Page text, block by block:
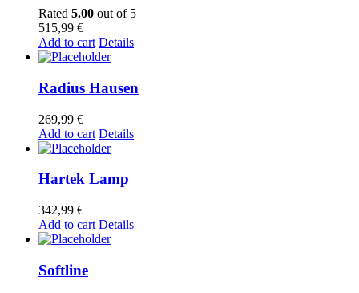
Rated 5.00 out of 5
515,99 €
Add to cart Details
Radius Hausen
269,99 €
Add to cart Details
Hartek Lamp
342,99 €
Add to cart Details
Softline